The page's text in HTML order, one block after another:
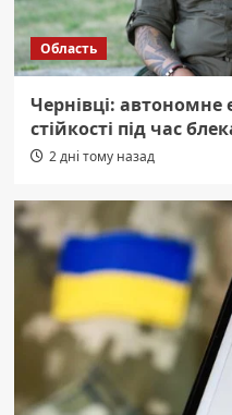
Область
Чернівці:
стійкості під час
2 дні тому назад